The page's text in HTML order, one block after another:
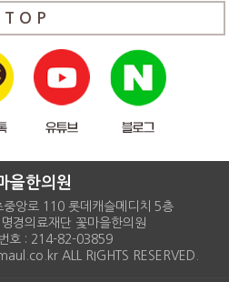
T O P
을한의원
중앙로 110 롯데캐슬메디치 5층
경의료재단 꽃마을한의원
호 : 214-82-03859
ALL RIGHTS RESERVED.